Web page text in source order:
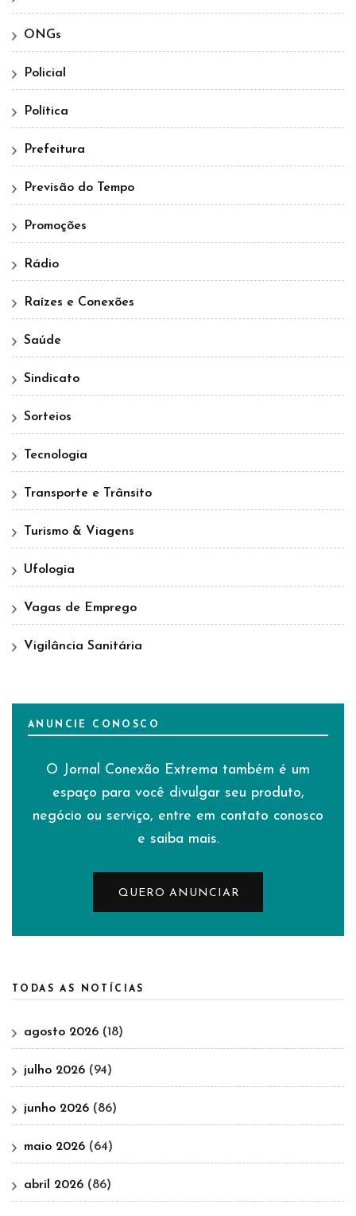
ONGs
Policial
Política
Prefeitura
Previsão do Tempo
Promoções
Rádio
Raízes e Conexões
Saúde
Sindicato
Sorteios
Tecnologia
Transporte e Trânsito
Turismo & Viagens
Ufologia
Vagas de Emprego
Vigilância Sanitária
ANUNCIE CONOSCO
O Jornal Conexão Extrema também é um
espaço para você divulgar seu produto,
negócio ou serviço, entre em contato conosco
e saiba mais.
QUERO ANUNCIAR
TODAS AS NOTÍCIAS
agosto 2026 (18)
julho 2026 (94)
junho 2026 (86)
maio 2026 (64)
abril 2026 (86)